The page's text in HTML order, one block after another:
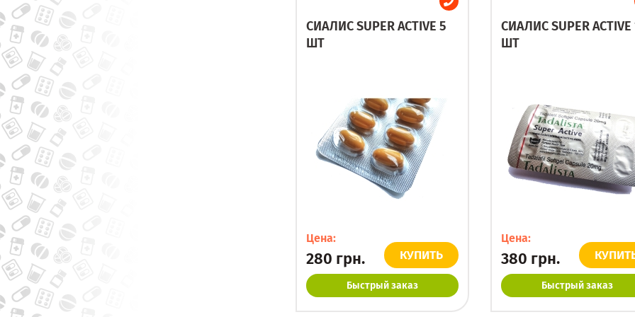
СИАЛИС SUPER ACTIVE 5
ШТ
Цена:
280 грн. КУПИТЬ
Быстрый заказ
СИАЛИС SUPER ACTIVE
ШТ
Цена:
380 грн.
Быстрый заказ